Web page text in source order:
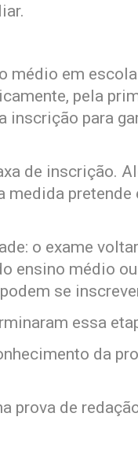
médio em
pela
para
de inscrição.
o exame
ensino médio
se
essa
da
prova de